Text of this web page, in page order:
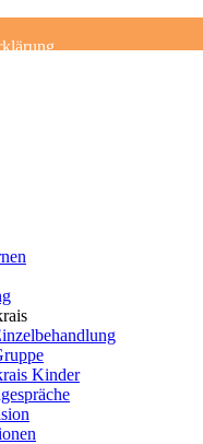
Kinder